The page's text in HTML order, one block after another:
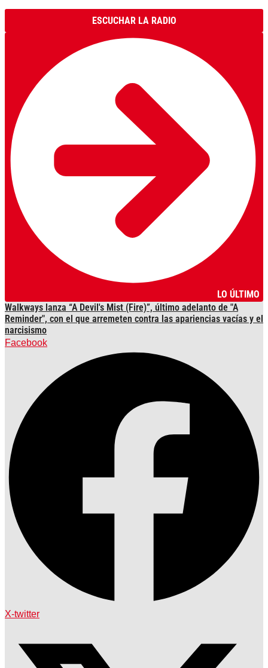
ESCUCHAR LA RADIO
LO ÚLTIMO
Walkways lanza “A Devil's Mist (Fire)”, último adelanto de "A
Reminder", con el que arremeten contra las apariencias vacías y el
narcisismo
Facebook
X-twitter